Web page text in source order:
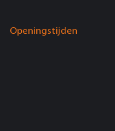
> Intel netwerkkaart
> iDrac / iLo controller
Openingstijden